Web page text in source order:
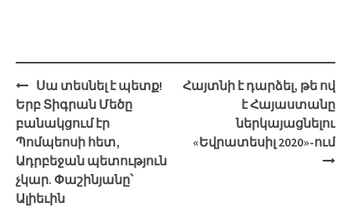
Post
navigation
Սա տեսնել է պետք!
Երբ Տիգրան Մեծը
բանակցում էր
Պոմպեոսի հետ,
Ադրբեջան պետություն
չկար. Փաշինյանը՝
Ալիեւին
Հայտնի է դարձել, թե ով
է Հայաստանը
ներկայացնելու
«Եվրատեսիլ 2020»-ում